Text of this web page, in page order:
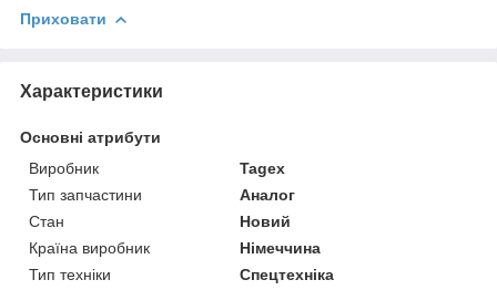
Приховати
Характеристики
Основні атрибути
Виробник
Tagex
Тип запчастини
Аналог
Стан
Новий
Країна виробник
Німеччина
Тип техніки
Спецтехніка